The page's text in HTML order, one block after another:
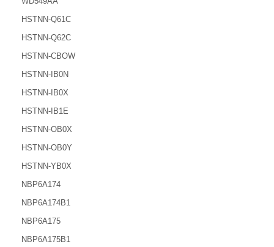
HSTNN-Q61C
HSTNN-Q62C
HSTNN-CBOW
HSTNN-IB0N
HSTNN-IB0X
HSTNN-IB1E
HSTNN-OB0X
HSTNN-OB0Y
HSTNN-YB0X
NBP6A174
NBP6A174B1
NBP6A175
NBP6A175B1